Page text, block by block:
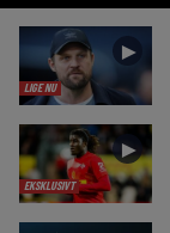
LIGE NU
►
EKSKLUSIVT
►